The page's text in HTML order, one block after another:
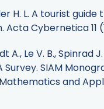
H. L. A tourist guide
Cybernetica 11
A., Le V. B., Spinrad
Survey. SIAM
and